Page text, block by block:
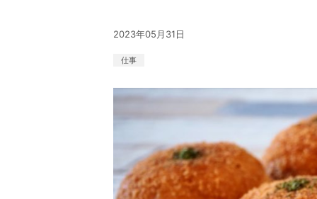
2023年05月31日
仕事